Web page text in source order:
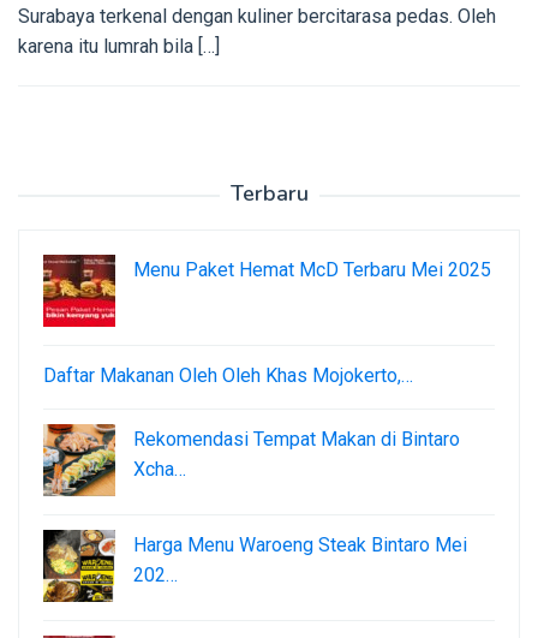
Surabaya terkenal dengan kuliner bercitarasa pedas. Oleh
karena itu lumrah bila […]
Terbaru
Menu Paket Hemat McD Terbaru Mei 2025
Daftar Makanan Oleh Oleh Khas Mojokerto,…
Rekomendasi Tempat Makan di Bintaro
Xcha…
Harga Menu Waroeng Steak Bintaro Mei
202…